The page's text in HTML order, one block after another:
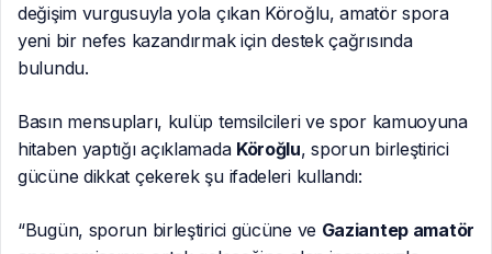
değişim vurgusuyla yola çıkan Köroğlu, amatör spora
yeni bir nefes kazandırmak için destek çağrısında
bulundu.
Basın mensupları, kulüp temsilcileri ve spor kamuoyuna
hitaben yaptığı açıklamada Köroğlu, sporun birleştirici
gücüne dikkat çekerek şu ifadeleri kullandı:
“Bugün, sporun birleştirici gücüne ve Gaziantep amatör